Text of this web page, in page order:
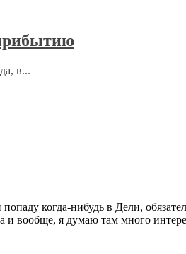
в...
когда-нибудь в Дели,
и вообще, я думаю там много